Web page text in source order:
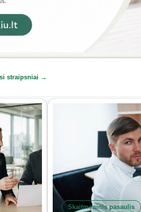
straipsniai →
Skaitmeninis pasaulis